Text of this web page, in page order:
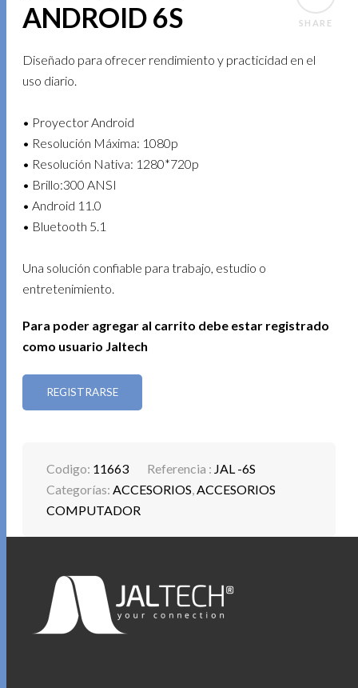
SHARE
ANDROID 6S
Diseñado para ofrecer rendimiento y practicidad en el
uso diario.
• Proyector Android
• Resolución Máxima: 1080p
• Resolución Nativa: 1280*720p
• Brillo:300 ANSI
• Android 11.0
• Bluetooth 5.1
Una solución confiable para trabajo, estudio o
entretenimiento.
Para poder agregar al carrito debe estar registrado
como usuario Jaltech
REGISTRARSE
Codigo: 11663 Referencia : JAL -6S
Categorías:ACCESORIOS,ACCESORIOS
COMPUTADOR